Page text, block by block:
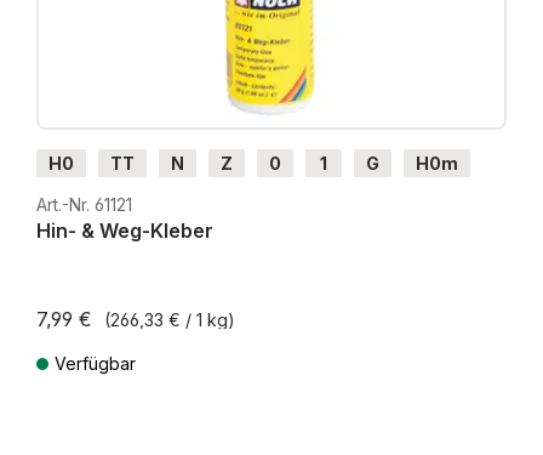
H0 TT N Z 0 1 G
H0m
H0e
Art.-Nr. 61121
Hin- & Weg-Kleber
7,99 € (266,33 € / 1 kg)
Verfügbar